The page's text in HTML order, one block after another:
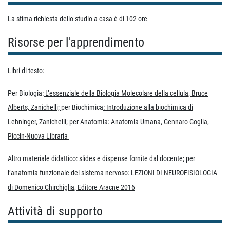
La stima richiesta dello studio a casa è di 102 ore
Risorse per l'apprendimento
Libri di testo:
Per Biologia: L’essenziale della Biologia Molecolare della cellula, Bruce
Alberts, Zanichelli; per Biochimica: Introduzione alla biochimica di
Lehninger, Zanichelli; per Anatomia:Anatomia Umana, Gennaro Goglia,
Piccin-Nuova Libraria
Altro materiale didattico: slides e dispense fornite dal docente; per
l’anatomia funzionale del sistema nervoso: LEZIONI DI NEUROFISIOLOGIA
di Domenico Chirchiglia, Editore Aracne 2016
Attività di supporto